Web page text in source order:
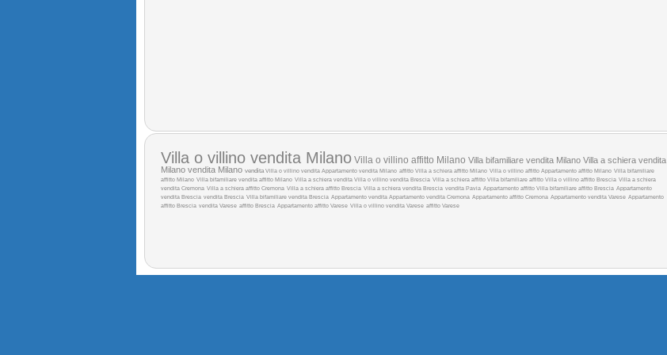
Villa o villino vendita Milano Villa o villino affitto Milano Villa bifamiliare vendita Milano Villa a schiera vendita
Milano vendita Milano venditaVilla o villino vendita Appartamento vendita Milano affitto Villa a schiera affitto Milano Villa o villino affitto Appartamento affitto Milano Villa bifamiliare
affitto Milano Villa bifamiliare vendita affitto Milano Villa a schiera vendita Villa o villino vendita Brescia Villa a schiera affitto Villa bifamiliare affitto Villa o villino affitto Brescia Villa a schiera
vendita Cremona Villa a schiera affitto Cremona Villa a schiera affitto Brescia Villa a schiera vendita Brescia vendita Pavia Appartamento affitto Villa bifamiliare affitto Brescia Appartamento
vendita Brescia vendita Brescia Villa bifamiliare vendita Brescia Appartamento vendita Appartamento vendita Cremona Appartamento affitto Cremona Appartamento vendita Varese Appartamento
affitto Brescia vendita Varese affitto Brescia Appartamento affitto Varese Villa o villino vendita Varese affitto Varese